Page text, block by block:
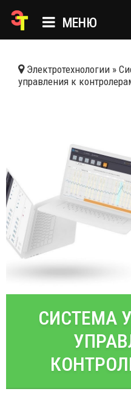
МЕНЮ
КАТАЛОГ
НОВОСТИ
ДОСТАВКА И
КОНТАКТЫ
Электротехнологии »
управления к
СИСТЕМА